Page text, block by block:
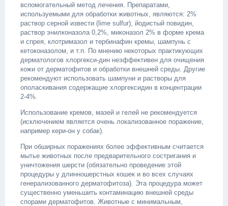
вспомогательный метод лечения. Препаратами,
используемыми для обработки животных, являются: 2%
раствор серной извести (lime sulfur), йодистый повидин,
раствор энилконазола 0,2%, миконазол 2% в форме крема
и спрея, клотримазол и тербинафин кремы, шампунь с
кетоконазолом, и т.п. По мнению некоторых практикующих
дерматологов хлоргекси-дин неэффективен для очищения
кожи от дерматофитов и обработки внешней среды. Другие
рекомендуют использовать шампуни и растворы для
ополаскивания содержащие хлоргексидин в концентрации
2-4%.
Использование кремов, мазей и гелей не рекомендуется
(исключением является очень локализованное поражение,
например кери-он у собак).
При обширных поражениях более эффективным считается
мытье животных после предварительного состригания и
уничтожения шерсти (обязательно проведение этой
процедуры у длинношерстных кошек и во всех случаях
генерализованного дерматофитоза). Эта процедура может
существенно уменьшить контаминацию внешней среды
спорами дерматофитов. Животные с минимальным,